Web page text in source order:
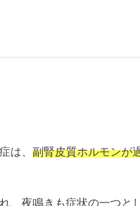
は、 副腎皮質ホルモンが
、夜鳴きも症状の一つと